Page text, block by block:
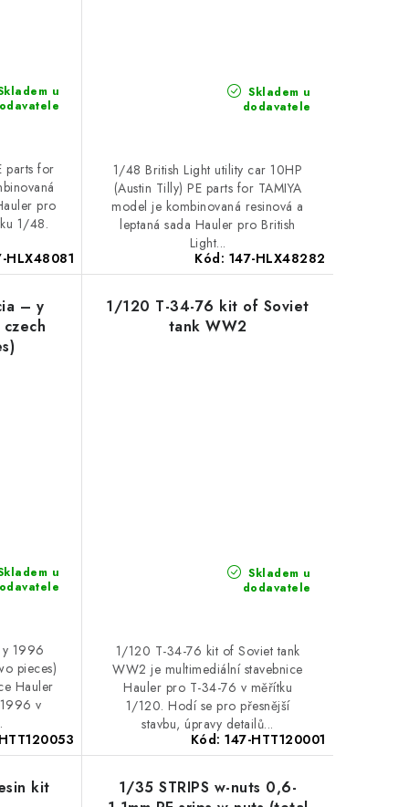
u
parts for
pro
1/48.
HLX48081
Skladem u
dodavatele
1/48 British Light utility car 10HP
(Austin Tilly) PE parts for TAMIYA
model je kombinovaná resinová a
leptaná sada Hauler pro British
Light...
Kód: 147-HLX48282
– y
u
1996
pieces)
Hauler
v
1/120 T-34-76 kit of Soviet
tank WW2
Skladem u
dodavatele
1/120 T-34-76 kit of Soviet tank
WW2 je multimediální stavebnice
Hauler pro T-34-76 v měřítku
1/120. Hodí se pro přesnější
stavbu, úpravy detailů...
Kód:147-HTT120001
kit
1/35 STRIPS w-nuts 0,6-